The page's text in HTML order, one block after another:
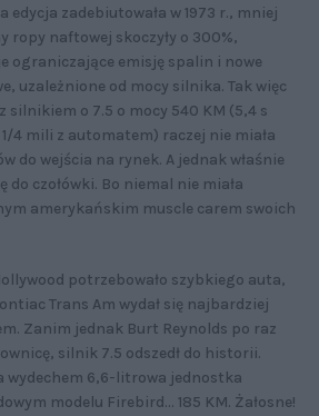
edycja zadebiutowała w 1973 r., mniej
ropy naftowej skoczyły o 300%,
ograniczające emisję spalin i nowe
uzależnione od mocy silnika. Tak więc
silnikiem o 7.5 o mocy 540 KM (5,4 s
4 mili z automatem) raczej nie miała
do wejścia na rynek. A jednak właśnie
do czołówki. Bo niemal nie miała
amerykańskim muscle carem swoich
potrzebowało szybkiego auta,
Trans Am wydał się najbardziej
Zanim jednak Burt Reynolds po raz
silnik 7.5 odszedł do historii.
wydechem 6,6-litrowa jednostka
modelu Firebird... 185 KM. Żałosne!